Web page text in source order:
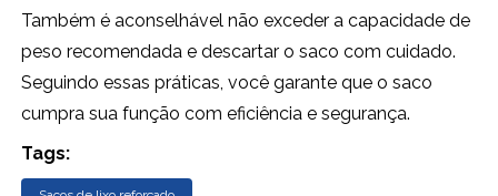
Também é aconselhável não exceder a capacidade de
peso recomendada e descartar o saco com cuidado.
Seguindo essas práticas, você garante que o saco
cumpra sua função com eficiência e segurança.
Tags: